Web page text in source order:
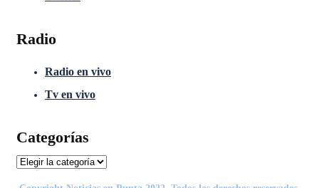
Radio
Radio en vivo
Tv en vivo
Categorías
Categorías